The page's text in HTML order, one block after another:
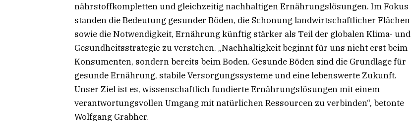
nährstoffkompletten und gleichzeitig nachhaltigen Ernährungslösungen. Im Fokus
standen die Bedeutung gesunder Böden, die Schonung landwirtschaftlicher Flächen
sowie die Notwendigkeit, Ernährung künftig stärker als Teil der globalen Klima- und
Gesundheitsstrategie zu verstehen. „Nachhaltigkeit beginnt für uns nicht erst beim
Konsumenten, sondern bereits beim Boden. Gesunde Böden sind die Grundlage für
gesunde Ernährung, stabile Versorgungssysteme und eine lebenswerte Zukunft.
Unser Ziel ist es, wissenschaftlich fundierte Ernährungslösungen mit einem
verantwortungsvollen Umgang mit natürlichen Ressourcen zu verbinden“, betonte
Wolfgang Grabher.